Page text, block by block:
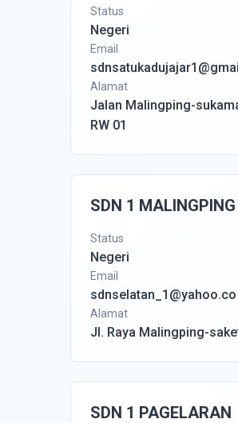
Status
Negeri
Email
Alamat
Jalan Malingping-
RW 01
SDN 1
Status
Negeri
Email
sdnselatan_1@yahoo.co
Alamat
Jl. Raya Malingping-
SDN 1 PAGELARAN